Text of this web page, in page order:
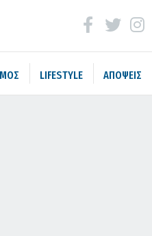
LIFESTYLE ΑΠΟΨΕΙΣ